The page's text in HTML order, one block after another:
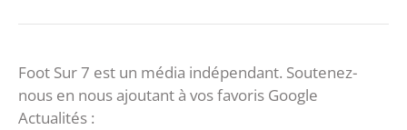
Foot Sur 7 est un média indépendant. Soutenez-
nous en nous ajoutant à vos favoris Google
Actualités :